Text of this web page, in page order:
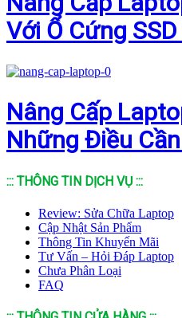
Với Ổ Cứng SSD
Nâng Cấp
Những Điều
::: THÔNG TIN DỊCH VỤ :::
Review: Sửa Chữa Laptop
Cập Nhật Sản Phẩm
Thông Tin Khuyến Mãi
Tư Vấn – Hỏi Đáp Laptop
Chưa Phân Loại
FAQ